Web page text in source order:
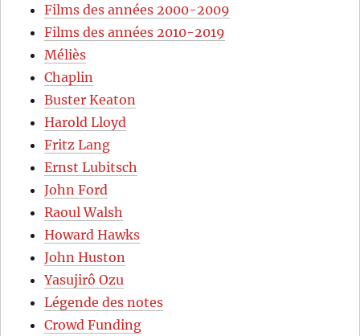
Films des années 2000-2009
Films des années 2010-2019
Méliès
Chaplin
Buster Keaton
Harold Lloyd
Fritz Lang
Ernst Lubitsch
John Ford
Raoul Walsh
Howard Hawks
John Huston
Yasujirô Ozu
Légende des notes
Crowd Funding